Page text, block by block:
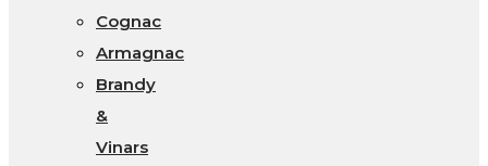
Cognac
Armagnac
Brandy
&
Vinars